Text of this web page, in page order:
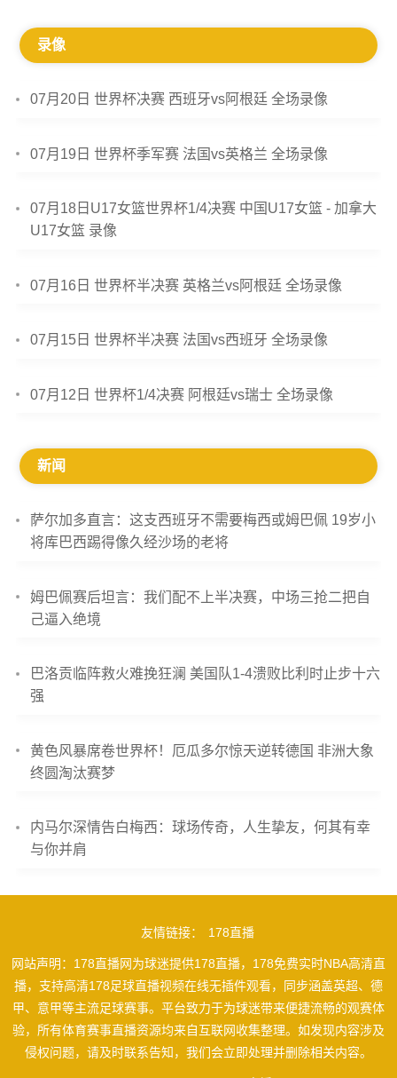
录像
07月20日 世界杯决赛 西班牙vs阿根廷 全场录像
07月19日 世界杯季军赛 法国vs英格兰 全场录像
07月18日U17女篮世界杯1/4决赛 中国U17女篮 - 加拿大
U17女篮 录像
07月16日 世界杯半决赛 英格兰vs阿根廷 全场录像
07月15日 世界杯半决赛 法国vs西班牙 全场录像
07月12日 世界杯1/4决赛 阿根廷vs瑞士 全场录像
新闻
萨尔加多直言：这支西班牙不需要梅西或姆巴佩 19岁小
将库巴西踢得像久经沙场的老将
姆巴佩赛后坦言：我们配不上半决赛，中场三抢二把自
己逼入绝境
巴洛贡临阵救火难挽狂澜 美国队1-4溃败比利时止步十六
强
黄色风暴席卷世界杯！厄瓜多尔惊天逆转德国 非洲大象
终圆淘汰赛梦
内马尔深情告白梅西：球场传奇，人生挚友，何其有幸
与你并肩
友情链接： 178直播
网站声明：178直播网为球迷提供178直播，178免费实时NBA高清直
播，支持高清178足球直播视频在线无插件观看，同步涵盖英超、德
甲、意甲等主流足球赛事。平台致力于为球迷带来便捷流畅的观赛体
验，所有体育赛事直播资源均来自互联网收集整理。如发现内容涉及
侵权问题，请及时联系告知，我们会立即处理并删除相关内容。